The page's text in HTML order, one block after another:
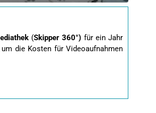
(Skipper 360°) für ein Jahr
die Kosten für Videoaufnahmen